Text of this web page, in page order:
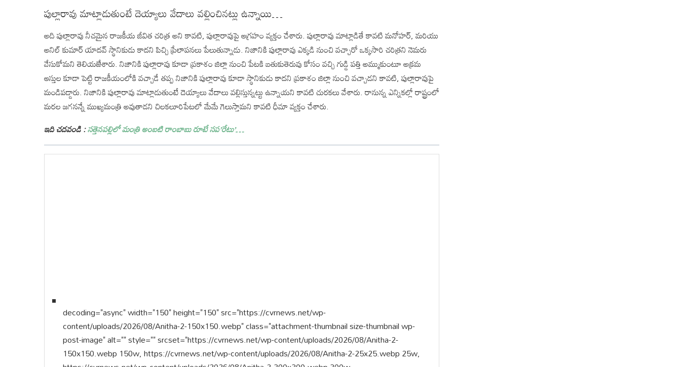
పుల్లారావు మాట్లాడుతుంటే దెయ్యాలు వేదాలు వల్లించినట్లు ఉన్నాయి…
అది పుల్లారావు నీచమైన రాజకీయ జీవిత చరిత్ర అని కావటి, పుల్లారావుపై ఆగ్రహం వ్యక్తం చేశారు. పుల్లారావు మాట్లాడితే కావటి మనోహర్, మరియు
అనిల్ కుమార్ యాదవ్ స్థానికుడు కాదని పిచ్చి ప్రేలాపనలు పేలుతున్నాడు. నిజానికి పుల్లారావు ఎక్కడి నుంచి వచ్చారో ఒక్కసారి చరిత్రని నెమరు
వేసుకోమని తెలియజేశారు. నిజానికి పుల్లారావు కూడా ప్రకాశం జిల్లా నుంచి పేటకి బతుకుతెరువు కోసం వచ్చి గుడ్డి పత్తి అమ్ముకుంటూ అక్రమ
ఆస్తుల కూడా పెట్టి రాజకీయంలోకి వచ్చాడే తప్ప నిజానికి పుల్లారావు కూడా స్థానికుడు కాదని ప్రకాశం జిల్లా నుంచి వచ్చాడని కావటి, పుల్లారావుపై
మండిపడ్డారు. నిజానికి పుల్లారావు మాట్లాడుతుంటే దెయ్యాలు వేదాలు వల్లిస్తున్నట్టు ఉన్నాయని కావటి చురకలు వేశారు. రానున్న ఎన్నికల్లో రాష్ట్రంలో
మరల జగనన్నే ముఖ్యమంత్రి అవుతాడని చిలకలూరిపేటలో మేమే గెలుస్తామని కావటి ధీమా వ్యక్తం చేశారు.
ఇది చదవండి :సత్తెనపల్లిలో మంత్రి అంబటి రాంబాబు రూటే సప’రేటు’…
decoding="async" width="150" height="150" src="https://cvrnews.net/wp-
content/uploads/2026/08/Anitha-2-150x150.webp" class="attachment-thumbnail size-thumbnail wp-
post-image" alt="" style="" srcset="https://cvrnews.net/wp-content/uploads/2026/08/Anitha-2-
150x150.webp 150w, https://cvrnews.net/wp-content/uploads/2026/08/Anitha-2-25x25.webp 25w,